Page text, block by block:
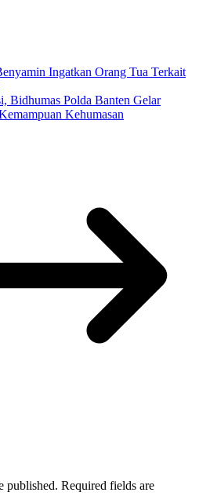
Ingatkan Orang Tua Terkait
Bidhumas Polda Banten Gelar
Kehumasan
published. Required fields are